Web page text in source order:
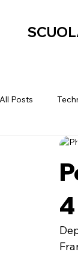
All Posts